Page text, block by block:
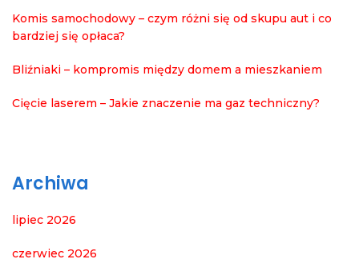
Komis samochodowy – czym różni się od skupu aut i co
bardziej się opłaca?
Bliźniaki – kompromis między domem a mieszkaniem
Cięcie laserem – Jakie znaczenie ma gaz techniczny?
Archiwa
lipiec 2026
czerwiec 2026